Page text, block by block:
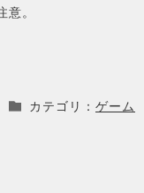
。
 カテゴリ： ゲーム